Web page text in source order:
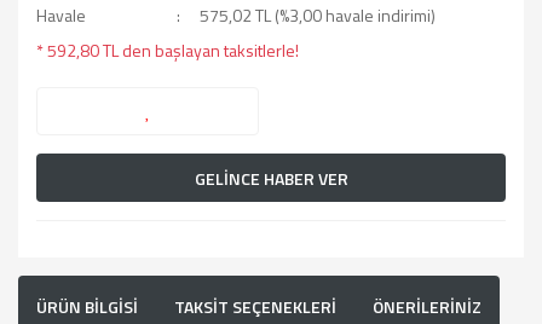
Havale
575,02 TL (%3,00 havale indirimi)
* 592,80 TL den başlayan taksitlerle!
GELİNCE HABER VER
ÜRÜN BİLGİSİ TAKSİT SEÇENEKLERİ ÖNERİLERİNİZ